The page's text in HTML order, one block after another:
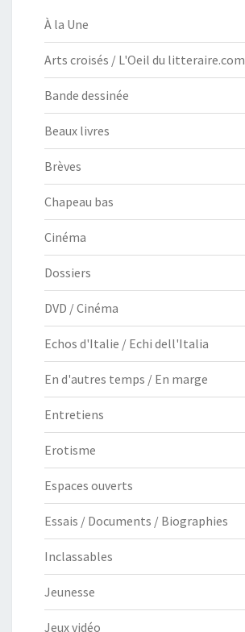
À la Une
Arts croisés / L'Oeil du litteraire.com
Bande dessinée
Beaux livres
Brèves
Chapeau bas
Cinéma
Dossiers
DVD / Cinéma
Echos d'Italie / Echi dell'Italia
En d'autres temps / En marge
Entretiens
Erotisme
Espaces ouverts
Essais / Documents / Biographies
Inclassables
Jeunesse
Jeux vidéo